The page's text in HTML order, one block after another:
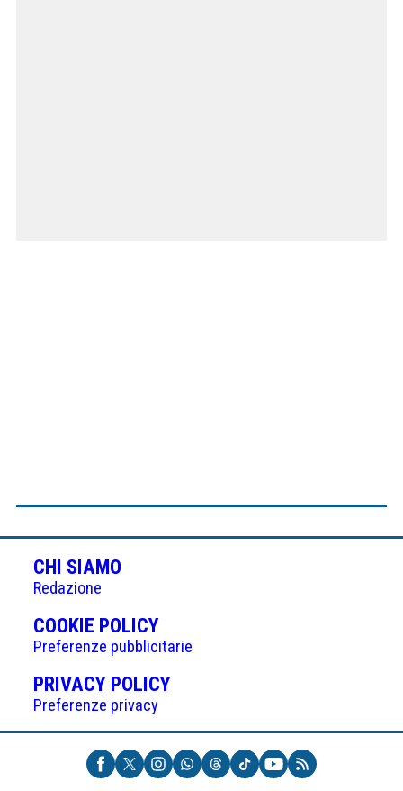
CHI SIAMO
Redazione
COOKIE POLICY(APRE
IN
UNA
NUOVA
Preferenze pubblicitarie
PRIVACY POLICY(APRE
UNA
NUOVA
SCHEDA)
Preferenze privacy